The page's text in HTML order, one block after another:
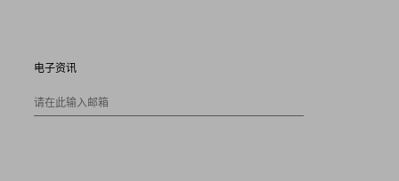
电子资讯
请在此输入邮箱